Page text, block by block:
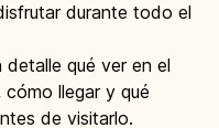
durante todo el
qué ver en el
llegar y qué
de visitarlo.